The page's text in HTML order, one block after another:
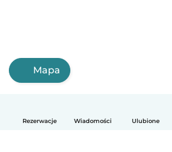
Rezerwacje Wiadomości Ulubione
Mapa